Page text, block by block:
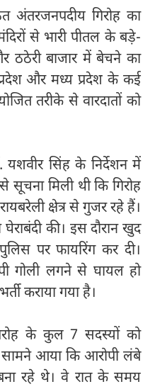
अंतरजनपदीय गिरोह का
से भारी पीतल के बड़े-
ठठेरी बाजार में बेचने का
प्रदेश और मध्य प्रदेश के कई
तरीके से वारदातों को
यशवीर सिंह के निर्देशन में
सूचना मिली थी कि गिरोह
क्षेत्र से गुजर रहे हैं।
की। इस दौरान खुद
पर फायरिंग कर दी।
गोली लगने से घायल हो
कराया गया है।
के कुल 7 सदस्यों को
सामने आया कि आरोपी लंबे
रहे थे। वे रात के समय